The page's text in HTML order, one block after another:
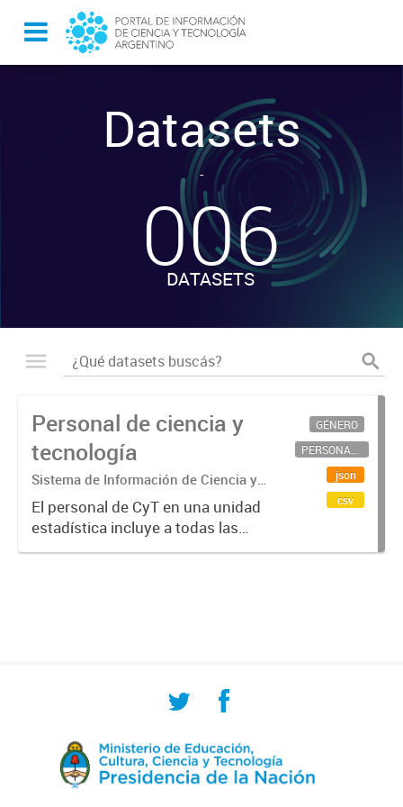
Datasets
-
006
DATASETS
Personal de ciencia y
tecnología
Sistema de Información de Ciencia y
Tecnología Argentino (SICYTAR)
El personal de CyT en una unidad
estadística incluye a todas las
personas involucradas
GÉNERO
PERSONAL CIENTÍFICO-TECNOLÓGICO
json
csv